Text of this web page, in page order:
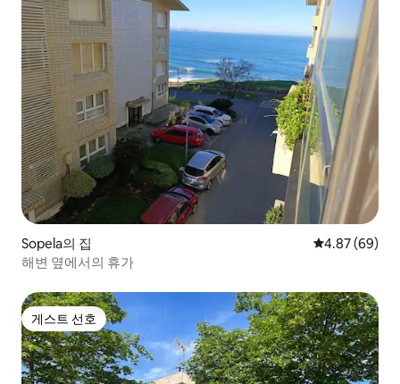
Sopela의 집 평점 4.87점(5
4.87 (69)
해변 옆에서의 휴가
게스트 선호
게스트 선호